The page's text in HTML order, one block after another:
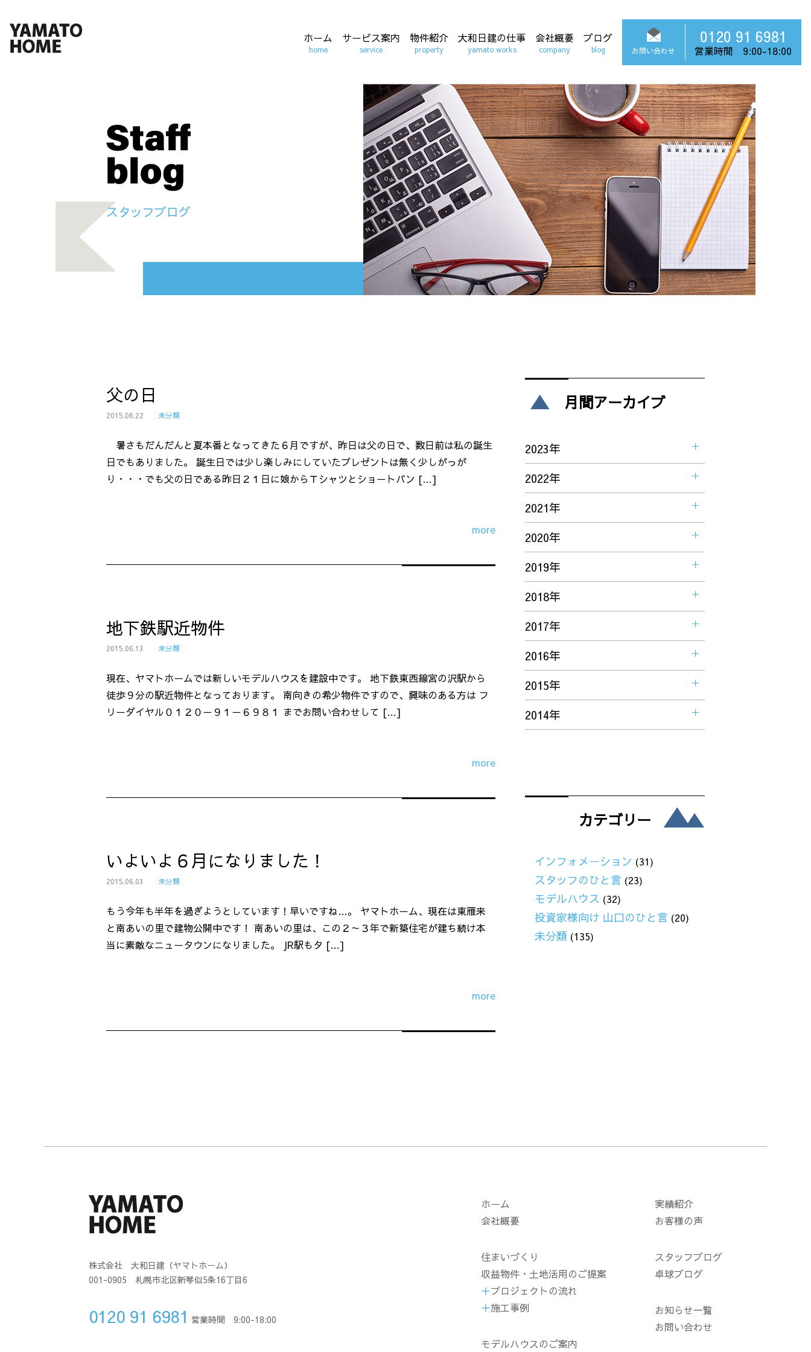
ホーム
home
サービス案内
service
収益物件・土地
活用のご提案
物件紹介
property
モデルハウスの
ご案内
販売物件ご紹介
大和日建の仕事
yamato works
実績紹介
お客様の声
会社概要
company
ブログ
blog
スタッフブログ
卓球ブログ
お問い合わせ
0120 91 6981
営業時間 9:00-18:00
スタッフブログ
父の日
2015.06.22 未分類
暑さもだんだんと夏本番となってきた６月ですが、昨日は父の日で、数日前は私の誕生
日でもありました。 誕生日では少し楽しみにしていたプレゼントは無く少しがっが
り・・・でも父の日である昨日２１日に娘からＴシャツとショートパン […]
more
地下鉄駅近物件
2015.06.13 未分類
現在、ヤマトホームでは新しいモデルハウスを建設中です。 地下鉄東西線宮の沢駅から
徒歩９分の駅近物件となっております。 南向きの希少物件ですので、興味のある方は フ
リーダイヤル０１２０－９１－６９８１ までお問い合わせして […]
more
いよいよ６月になりました！
2015.06.03 未分類
もう今年も半年を過ぎようとしています！早いですね…。 ヤマトホーム、現在は東雁来
と南あいの里で建物公開中です！ 南あいの里は、この２～３年で新築住宅が建ち続け本
当に素敵なニュータウンになりました。 JR駅もタ […]
more
月間アーカイブ
2023年
2022年
2021年
2020年
2019年
2018年
2017年
2016年
2015年
2014年
カテゴリー
インフォメーション (31)
スタッフのひと言 (23)
モデルハウス (32)
投資家様向け 山口のひと言 (20)
未分類 (135)
株式会社 大和日建（ヤマトホーム）
001-0905 札幌市北区新琴似5条16丁目6
0120 91 6981 営業時間 9:00-18:00
ホーム
会社概要
住まいづくり
収益物件・土地活用のご提案
プロジェクトの流れ
施工事例
モデルハウスのご案内
実績紹介
お客様の声
スタッフブログ
卓球ブログ
お知らせ一覧
お問い合わせ